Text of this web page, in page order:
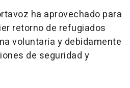
ha aprovechado para
retorno de refugiados
voluntaria y debidamente
de seguridad y